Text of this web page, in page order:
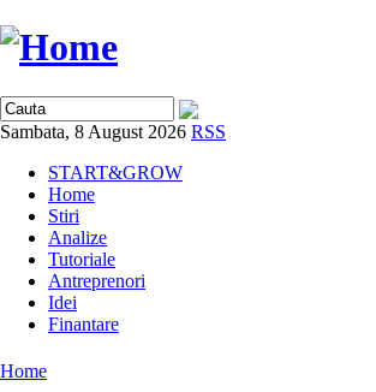
Sambata, 8 August 2026 RSS
START&GROW
Home
Stiri
Analize
Tutoriale
Antreprenori
Idei
Finantare
Home